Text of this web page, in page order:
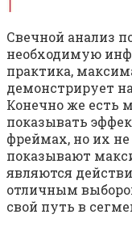
Свечной анализ
необходимую
практика,
демонстрирует
Конечно же есть
показывать
фреймах, но их
показывают
являются
отличным
свой путь в